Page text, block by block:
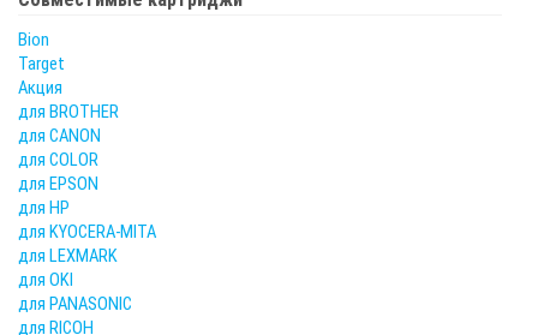
Bion
Target
Акция
для BROTHER
для CANON
для COLOR
для EPSON
для HP
для KYOCERA-MITA
для LEXMARK
для OKI
для PANASONIC
для RICOH